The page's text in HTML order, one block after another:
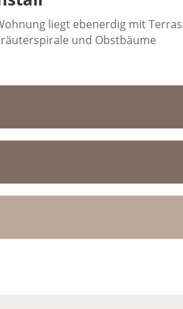
liegt ebenerdig mit
und Obstbäume